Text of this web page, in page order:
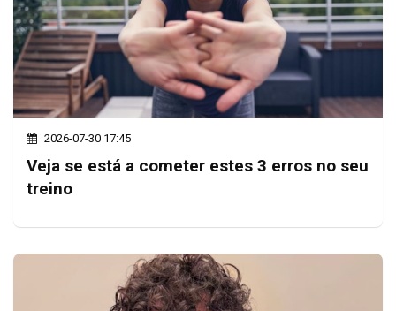
2026-07-30 17:45
Veja se está a cometer estes 3 erros no seu
treino